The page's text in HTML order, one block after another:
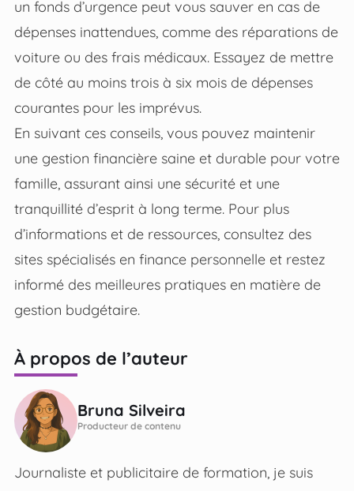
un fonds d’urgence peut vous sauver en cas de
dépenses inattendues, comme des réparations de
voiture ou des frais médicaux. Essayez de mettre
de côté au moins trois à six mois de dépenses
courantes pour les imprévus.
En suivant ces conseils, vous pouvez maintenir
une gestion financière saine et durable pour votre
famille, assurant ainsi une sécurité et une
tranquillité d’esprit à long terme. Pour plus
d’informations et de ressources, consultez des
sites spécialisés en finance personnelle et restez
informé des meilleures pratiques en matière de
gestion budgétaire.
À propos de l’auteur
Bruna Silveira
Producteur de contenu
Journaliste et publicitaire de formation, je suis